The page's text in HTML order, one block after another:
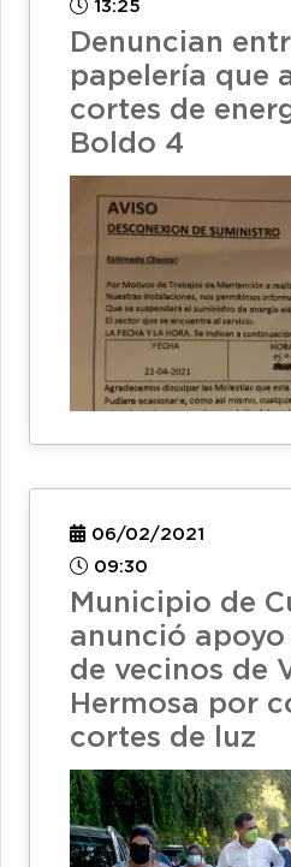
13:25
Denuncian
papelería que
cortes de
Boldo 4
06/02/2021
09:30
Municipio de
anunció
de vecinos de
Hermosa por
cortes de luz